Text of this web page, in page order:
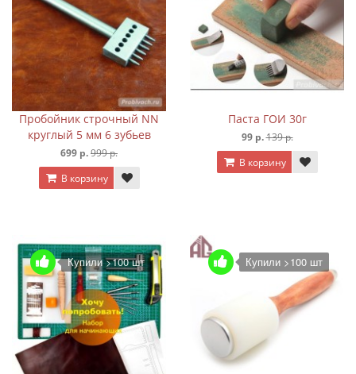
Пробойник строчный NN
круглый 5 мм 6 зубьев
699 р.999 р.
В корзину
Паста ГОИ 30г
99 р.139 р.
В корзину
Купили >100 шт Купили >100 шт